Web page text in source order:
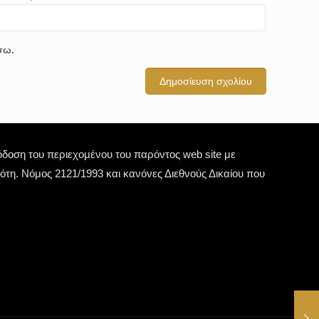
του περιεχομένου του παρόντος web site με
Νόμος 2121/1993 και κανόνες Διεθνούς Δικαίου που